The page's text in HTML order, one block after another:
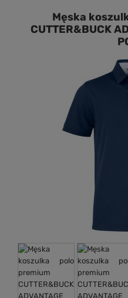
Męska
CUTTER&BUCK